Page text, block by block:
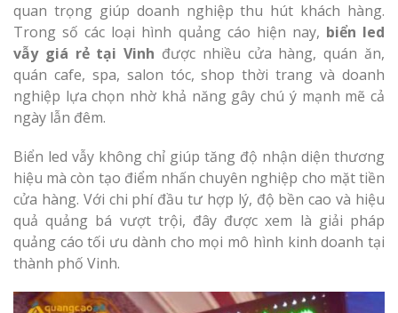
quan trọng giúp doanh nghiệp thu hút khách hàng.
Trong số các loại hình quảng cáo hiện nay, biển led
vẫy giá rẻ tại Vinh được nhiều cửa hàng, quán ăn,
quán cafe, spa, salon tóc, shop thời trang và doanh
nghiệp lựa chọn nhờ khả năng gây chú ý mạnh mẽ cả
ngày lẫn đêm.
Biển led vẫy không chỉ giúp tăng độ nhận diện thương
hiệu mà còn tạo điểm nhấn chuyên nghiệp cho mặt tiền
cửa hàng. Với chi phí đầu tư hợp lý, độ bền cao và hiệu
quả quảng bá vượt trội, đây được xem là giải pháp
quảng cáo tối ưu dành cho mọi mô hình kinh doanh tại
thành phố Vinh.
Làm bảng hiệu gỗ tại
Biên Hòa
Làm bảng hiệu gỗ tại
Nghệ An
Thi công
cáo Thuận
Dương
Làm biển
tóc Thuận An